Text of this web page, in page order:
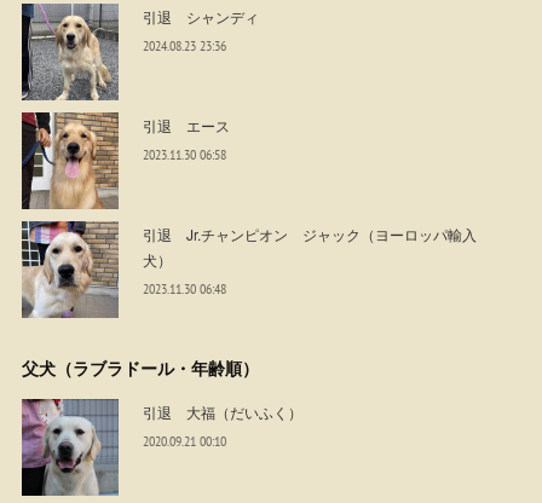
引退 シャンディ
2024.08.23 23:36
引退 エース
2023.11.30 06:58
引退 Jr.チャンピオン ジャック（ヨーロッパ輸入
犬）
2023.11.30 06:48
父犬（ラブラドール・年齢順）
引退 大福（だいふく）
2020.09.21 00:10